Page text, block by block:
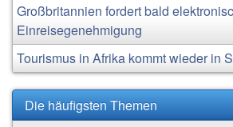
Großbritannien fordert bald
Einreisegenehmigung
Tourismus in Afrika kommt wieder in
Die häufigsten Themen